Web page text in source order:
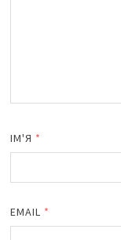
ІМ'Я *
EMAIL *